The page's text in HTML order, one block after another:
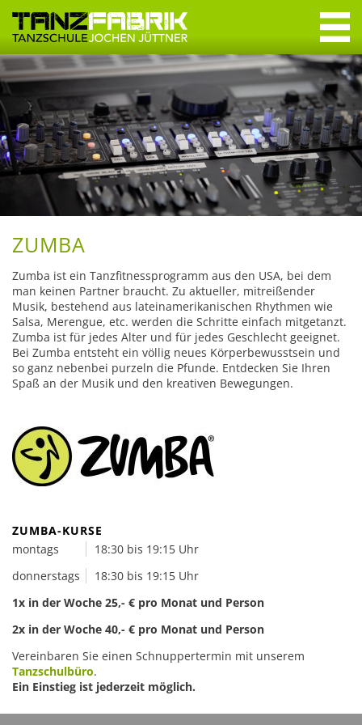
überspringen
Navigation
überspringen
Willkommen
Tanzkurse
Erwachsene
Jugendliche
Crashkurse
Privatstunden
Specials & Workshops
Discofox
Salsa
Rock’n’Roll & Boogie
Tango Argentino
Kindertanzen
Hiphop
Zumba
Events & Angebote
Events
Kindergeburtstag
Gutscheine
ZUMBA
Zumba ist ein Tanzfitnessprogramm aus den USA, bei dem
man keinen Partner braucht. Zu aktueller, mitreißender
Musik, bestehend aus lateinamerikanischen Rhythmen wie
Salsa, Merengue, etc. werden die Schritte einfach mitgetanzt.
Zumba ist für jedes Alter und für jedes Geschlecht geeignet.
Bei Zumba entsteht ein völlig neues Körperbewusstsein und
so ganz nebenbei purzeln die Pfunde. Entdecken Sie Ihren
Spaß an der Musik und den kreativen Bewegungen.
ZUMBA-KURSE
montags
18:30 bis 19:15 Uhr
donnerstags
18:30 bis 19:15 Uhr
1x in der Woche 25,- € pro Monat und Person
2x in der Woche 40,- € pro Monat und Person
Vereinbaren Sie einen Schnuppertermin mit unserem
Tanzschulbüro.
Ein Einstieg ist jederzeit möglich.